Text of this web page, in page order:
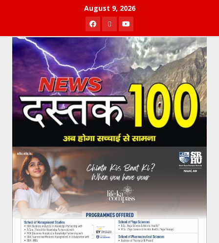
August 9, 2026
Facebook
TwitterYoutube